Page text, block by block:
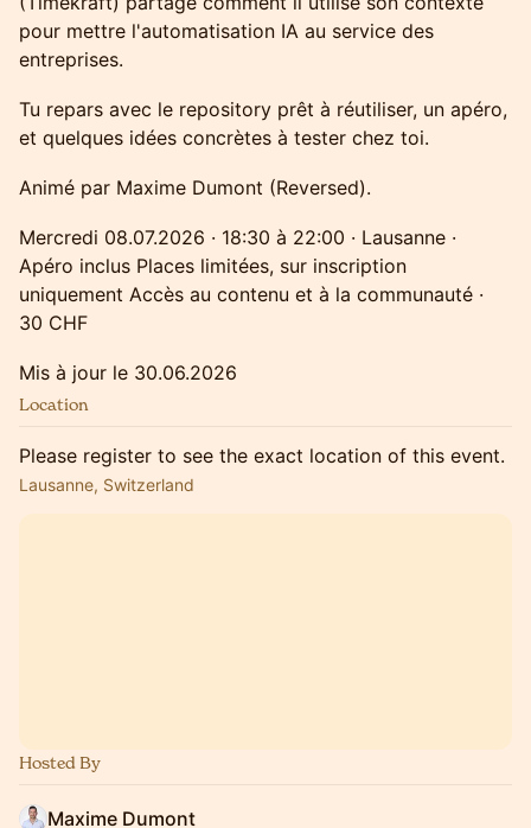
pour mettre l'automatisation IA au service des
entreprises.
Tu repars avec le repository prêt à réutiliser, un apéro,
et quelques idées concrètes à tester chez toi.
Animé par Maxime Dumont (Reversed).
Mercredi 08.07.2026 · 18:30 à 22:00 · Lausanne ·
Apéro inclus Places limitées, sur inscription
uniquement Accès au contenu et à la communauté ·
30 CHF
Mis à jour le 30.06.2026
Location
Please register to see the exact location of this event.
Lausanne, Switzerland
Hosted By
Maxime Dumont